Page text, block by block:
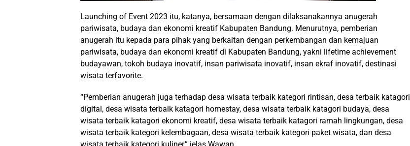
Launching of Event 2023 itu, katanya, bersamaan dengan dilaksanakannya anugerah
pariwisata, budaya dan ekonomi kreatif Kabupaten Bandung. Menurutnya, pemberian
anugerah itu kepada para pihak yang berkaitan dengan perkembangan dan kemajuan
pariwisata, budaya dan ekonomi kreatif di Kabupaten Bandung, yakni lifetime achievement
budayawan, tokoh budaya inovatif, insan pariwisata inovatif, insan ekraf inovatif, destinasi
wisata terfavorite.
“Pemberian anugerah juga terhadap desa wisata terbaik kategori rintisan, desa terbaik katagori
digital, desa wisata terbaik katagori homestay, desa wisata terbaik katagori budaya, desa
wisata terbaik katagori ekonomi kreatif, desa wisata terbaik katagori ramah lingkungan, desa
wisata terbaik kategori kelembagaan, desa wisata terbaik kategori paket wisata, dan desa
wisata terbaik kategori kuliner,” jelas Wawan.